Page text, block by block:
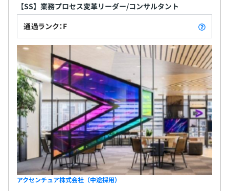
【SS】業務プロセス変革リーダー/コンサルタント
通過ランク：F
アクセンチュア株式会社（中途採用）